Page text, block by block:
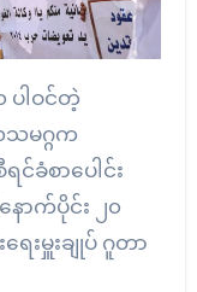
ပါဝင်တဲ့
သမဂ္ဂက
ခံစာပေါင်း
ောက်ပိုင်း ၂၀
းမှူးချုပ် ဂူတာ